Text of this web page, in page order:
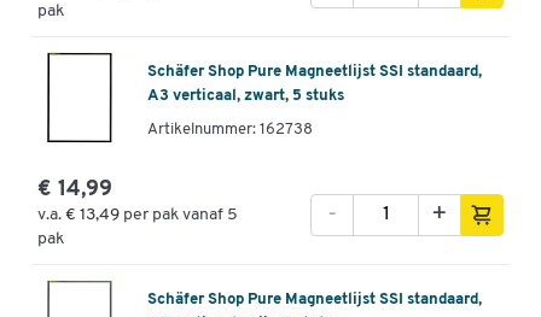
pak
Schäfer Shop Pure Magneetlijst SSI standaard,
A3 verticaal, zwart, 5 stuks
Artikelnummer: 162738
€ 14,99
v.a. € 13,49 per pak vanaf 5
pak
+
-
Schäfer Shop Pure Magneetlijst SSI standaard,